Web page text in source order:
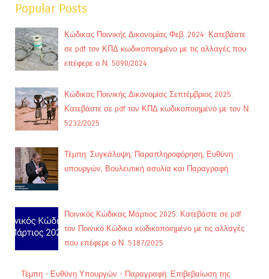
Popular Posts
Κώδικας Ποινικής Δικονομίας Φεβ. 2024: Κατεβάστε
σε pdf τον ΚΠΔ κωδικοποιημένο με τις αλλαγές που
επέφερε ο Ν. 5090/2024
Κώδικας Ποινικής Δικονομίας Σεπτέμβριος 2025:
Κατεβάστε σε pdf τον ΚΠΔ κωδικοποιημένο με τον Ν.
5232/2025
Τέμπη: Συγκάλυψη, Παραπληροφόρηση, Ευθύνη
υπουργών, Βουλευτική ασυλία και Παραγραφή
Ποινικός Κώδικας Μάρτιος 2025: Κατεβάστε σε pdf
τον Ποινικό Κώδικα κωδικοποιημένο με τις αλλαγές
που επέφερε ο Ν. 5187/2025
Τέμπη - Ευθύνη Υπουργών - Παραγραφή: Επιβεβαίωση της